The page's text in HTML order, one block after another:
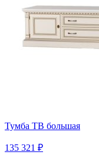
Тумба ТВ большая
135 321 ₽